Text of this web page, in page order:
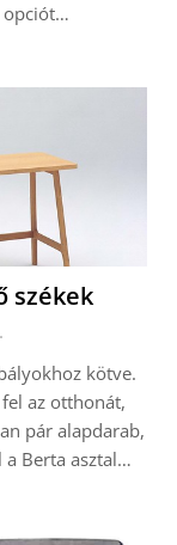
opciót…
székek
kötve.
az otthonát,
pár alapdarab,
a Berta asztal…